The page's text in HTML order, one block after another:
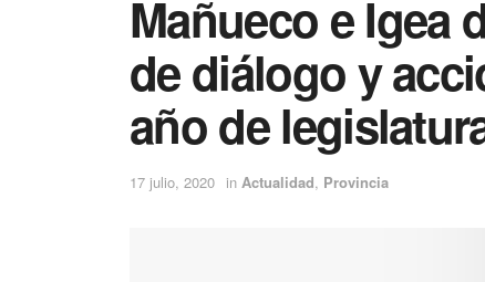
Mañueco e Igea
de diálogo y
año de
17 julio, 2020 in Actualidad, Provincia